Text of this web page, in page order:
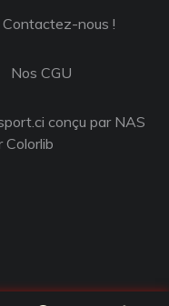
Contactez-nous !
Nos CGU
conçu par NAS
Colorlib